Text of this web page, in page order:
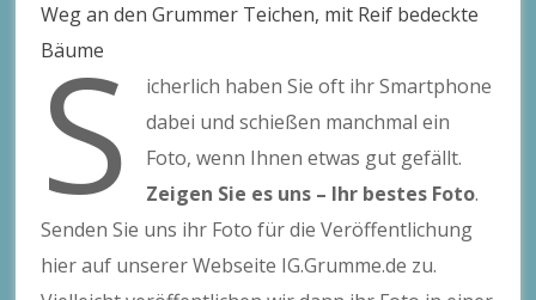
Weg an den Grummer Teichen, mit Reif bedeckte
Bäume
S
icherlich haben Sie oft ihr Smartphone
dabei und schießen manchmal ein
Foto, wenn Ihnen etwas gut gefällt.
Zeigen Sie es uns – Ihr bestes Foto.
Senden Sie uns ihr Foto für die Veröffentlichung
hier auf unserer Webseite IG.Grumme.de zu.